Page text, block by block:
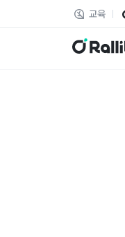
교육
랠릿